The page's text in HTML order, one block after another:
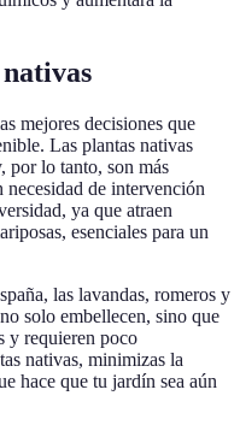
nativas
mejores decisiones que
Las plantas nativas
por lo tanto, son más
necesidad de intervención
ya que atraen
esenciales para un
las lavandas, romeros y
solo embellecen, sino que
y requieren poco
nativas, minimizas la
hace que tu jardín sea aún